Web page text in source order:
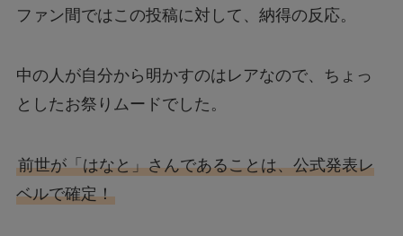
ファン間ではこの投稿に対して、納得の反応。
中の人が自分から明かすのはレアなので、ちょっ
としたお祭りムードでした。
前世が「はなと」さんであることは、公式発表レ
ベルで確定！